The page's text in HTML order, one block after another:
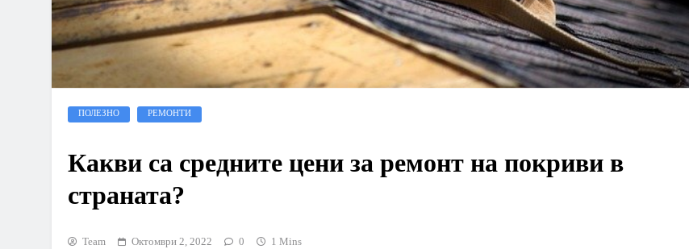
ПОЛЕЗНО РЕМОНТИ
Какви са средните цени за ремонт на покриви в
страната?
Team Октомври 2, 2022 0 1 Mins